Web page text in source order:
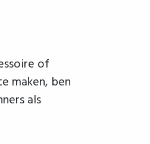
of
maken, ben
als